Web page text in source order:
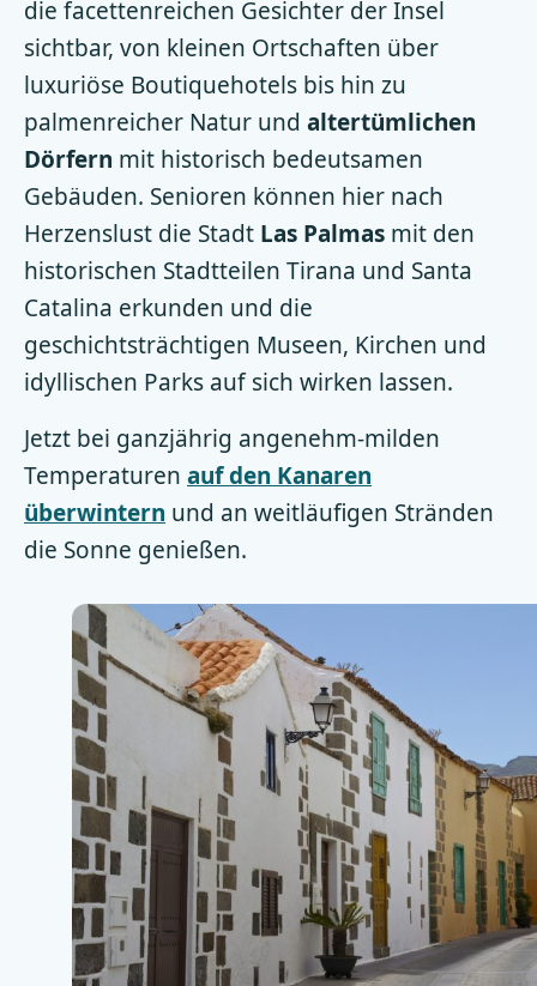
die facettenreichen Gesichter der Insel
sichtbar, von kleinen Ortschaften über
luxuriöse Boutiquehotels bis hin zu
palmenreicher Natur und altertümlichen
Dörfern mit historisch bedeutsamen
Gebäuden. Senioren können hier nach
Herzenslust die Stadt Las Palmas mit den
historischen Stadtteilen Tirana und Santa
Catalina erkunden und die
geschichtsträchtigen Museen, Kirchen und
idyllischen Parks auf sich wirken lassen.
Jetzt bei ganzjährig angenehm-milden
Temperaturen auf den Kanaren
überwintern und an weitläufigen Stränden
die Sonne genießen.